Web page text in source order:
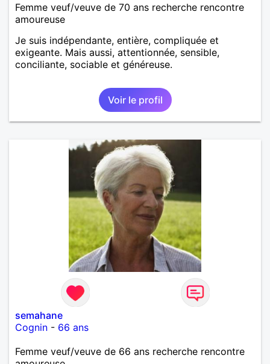
Femme veuf/veuve de 70 ans recherche rencontre
amoureuse
Je suis indépendante, entière, compliquée et
exigeante. Mais aussi, attentionnée, sensible,
conciliante, sociable et généreuse.
Voir le profil
semahane
Cognin - 66 ans
Femme veuf/veuve de 66 ans recherche rencontre